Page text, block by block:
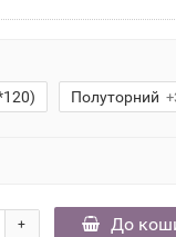
Полуторний
+ До